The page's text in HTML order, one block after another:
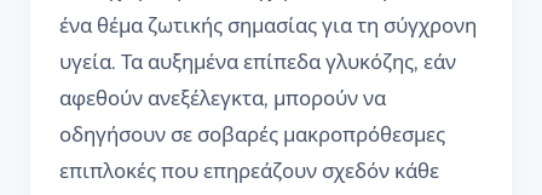
ένα θέμα ζωτικής σημασίας για τη σύγχρονη
υγεία. Τα αυξημένα επίπεδα γλυκόζης, εάν
αφεθούν ανεξέλεγκτα, μπορούν να
οδηγήσουν σε σοβαρές μακροπρόθεσμες
επιπλοκές που επηρεάζουν σχεδόν κάθε